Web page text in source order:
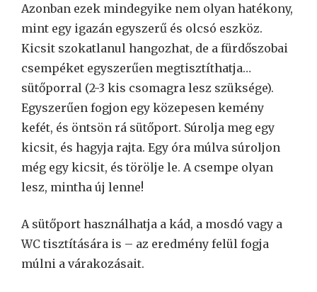
Azonban ezek mindegyike nem olyan hatékony,
mint egy igazán egyszerű és olcsó eszköz.
Kicsit szokatlanul hangozhat, de a fürdőszobai
csempéket egyszerűen megtisztíthatja…
sütőporral (2-3 kis csomagra lesz szüksége).
Egyszerűen fogjon egy közepesen kemény
kefét, és öntsön rá sütőport. Súrolja meg egy
kicsit, és hagyja rajta. Egy óra múlva súroljon
még egy kicsit, és törölje le. A csempe olyan
lesz, mintha új lenne!
A sütőport használhatja a kád, a mosdó vagy a
WC tisztítására is – az eredmény felül fogja
múlni a várakozásait.